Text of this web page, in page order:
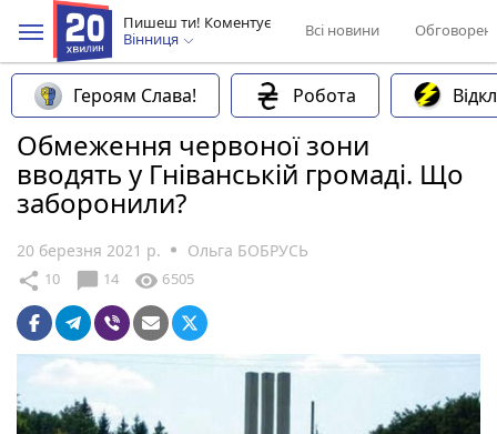
Пишеш ти! Коментує
Вінниця
Всі новини
Героям Слава! Робота
Обмеження червоної зони
вводять у Гніванській громаді. Що
заборонили?
20 березня 2021 р. Ольга БОБРУСЬ
share 10 chat_bubble 14 visibility 6505